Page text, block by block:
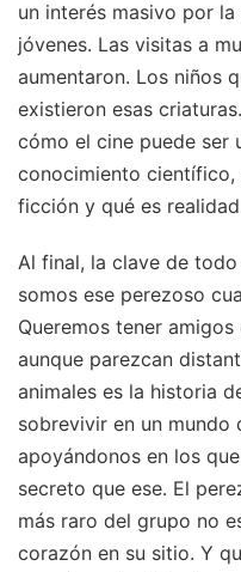
un interés masivo por
jóvenes. Las visitas a
aumentaron. Los niños
existieron esas
cómo el cine puede ser
conocimiento científico,
ficción y qué es
Al final, la clave de
somos ese perezoso
Queremos tener
aunque parezcan
animales es la historia
sobrevivir en un mundo
apoyándonos en los
secreto que ese. El
más raro del grupo no
corazón en su sitio. Y